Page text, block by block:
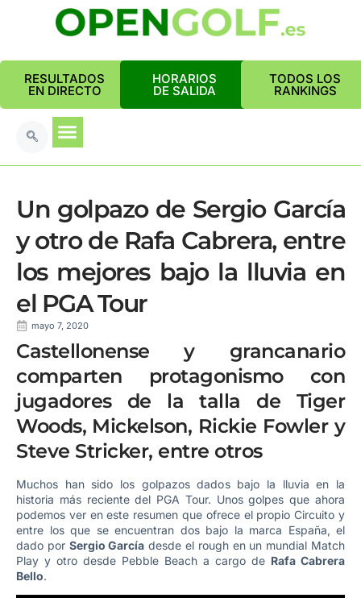
RESULTADOS
EN DIRECTO
HORARIOS
DE SALIDA
TODOS LOS
RANKINGS
Un golpazo de Sergio García
y otro de Rafa Cabrera, entre
los mejores bajo la lluvia en
el PGA Tour
mayo 7, 2020
Castellonense y grancanario
comparten protagonismo con
jugadores de la talla de Tiger
Woods, Mickelson, Rickie Fowler y
Steve Stricker, entre otros
Muchos han sido los golpazos dados bajo la lluvia en la
historia más reciente del PGA Tour. Unos golpes que ahora
podemos ver en este resumen que ofrece el propio Circuito y
entre los que se encuentran dos bajo la marca España, el
dado por Sergio García desde el rough en un mundial Match
Play y otro desde Pebble Beach a cargo de Rafa Cabrera
Bello.